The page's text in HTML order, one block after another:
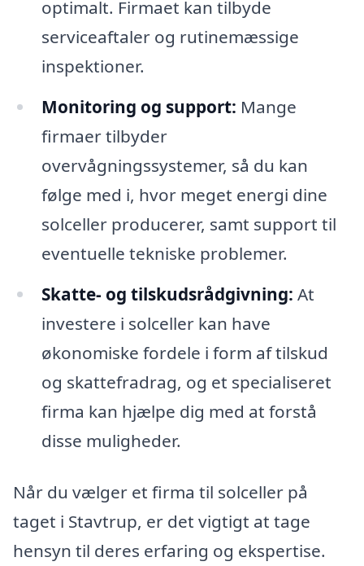
optimalt. Firmaet kan tilbyde
serviceaftaler og rutinemæssige
inspektioner.
Monitoring og support: Mange
firmaer tilbyder
overvågningssystemer, så du kan
følge med i, hvor meget energi dine
solceller producerer, samt support til
eventuelle tekniske problemer.
Skatte- og tilskudsrådgivning: At
investere i solceller kan have
økonomiske fordele i form af tilskud
og skattefradrag, og et specialiseret
firma kan hjælpe dig med at forstå
disse muligheder.
Når du vælger et firma til solceller på
taget i Stavtrup, er det vigtigt at tage
hensyn til deres erfaring og ekspertise.